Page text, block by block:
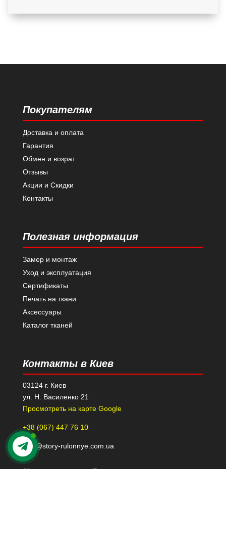
Покупателям
Доставка и оплата
Гарантия
Обмен и возрат
Отзывы
Акции и Скидки
Контакты
Полезная информация
Замер и монтаж
Уход и эксплуатация
Сертификаты
Печать на ткани
Аксессуары
Каталог тканей
Контакты в Киев
03124 г. Киев
ул. Н. Василенко 21
Просмотреть на карте Google
+38 (067) 447 76 10
kiev@story-rulonnye.com.ua
Контакты в Днепре